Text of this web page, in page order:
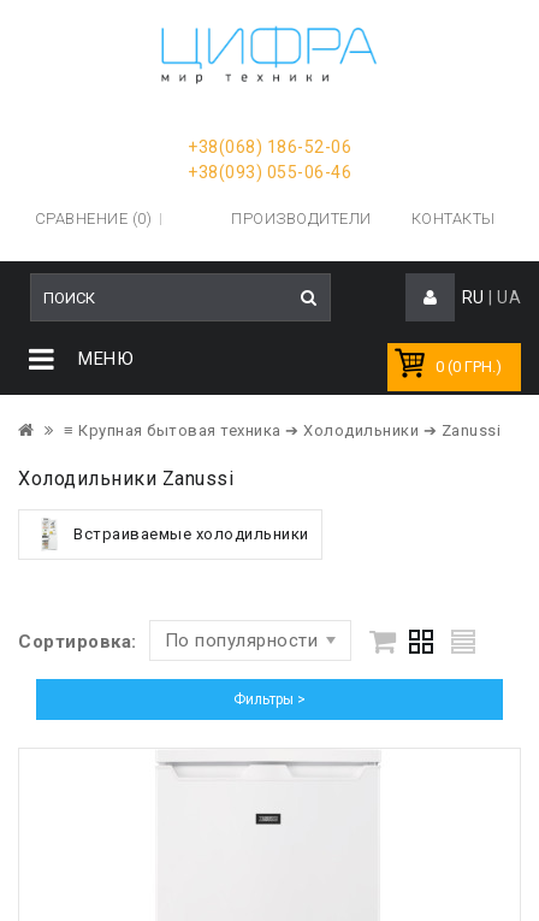
+38(068) 186-52-06
+38(093) 055-06-46
СРАВНЕНИЕ (0) ПРОИЗВОДИТЕЛИ КОНТАКТЫ
RU UA
0 (0 ГРН.)
МЕНЮ
≡ Крупная бытовая техника ➔ Холодильники ➔ Zanussi
Холодильники Zanussi
Встраиваемые холодильники
Сортировка: По популярности
Фильтры >